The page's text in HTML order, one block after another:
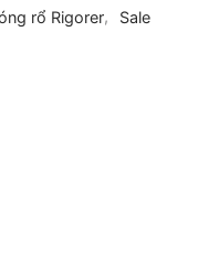
rổ Rigorer, Sale